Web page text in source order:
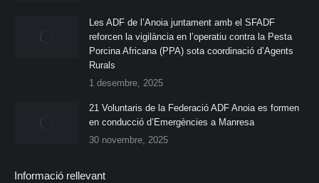
Les ADF de l’Anoia juntament amb el SFADF
reforcen la vigilància en l’operatiu contra la Pesta
Porcina Africana (PPA) sota coordinació d’Agents
Rurals
1 desembre, 2025
21 Voluntaris de la Federació ADF Anoia es formen
en conducció d’Emergències a Manresa
30 novembre, 2025
Informació rellevant